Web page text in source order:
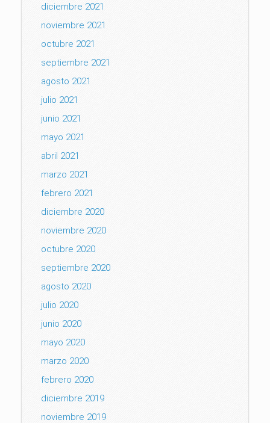
diciembre 2021
noviembre 2021
octubre 2021
septiembre 2021
agosto 2021
julio 2021
junio 2021
mayo 2021
abril 2021
marzo 2021
febrero 2021
diciembre 2020
noviembre 2020
octubre 2020
septiembre 2020
agosto 2020
julio 2020
junio 2020
mayo 2020
marzo 2020
febrero 2020
diciembre 2019
noviembre 2019